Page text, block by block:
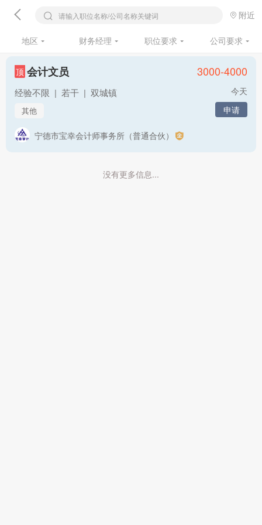
请输入职位名称/公司名称关键词 附近
地区 财务经理 职位要求 公司要求
顶 会计文员
经验不限 | 若干 | 双城镇
其他
宁德市宝幸会计师事务所（普通合伙）
3000-4000
今天
申请
没有更多信息...